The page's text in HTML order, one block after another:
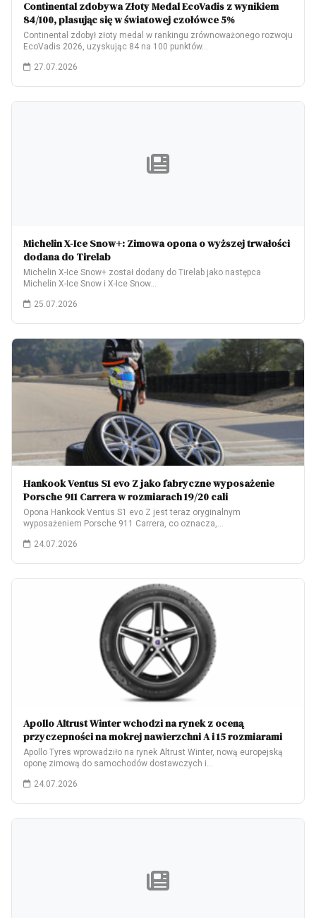
Continental zdobywa Złoty Medal EcoVadis z wynikiem
84/100, plasując się w światowej czołówce 5%
Continental zdobył złoty medal w rankingu zrównoważonego rozwoju
EcoVadis 2026, uzyskując 84 na 100 punktów…
27.07.2026
Michelin X-Ice Snow+: Zimowa opona o wyższej trwałości
dodana do Tirelab
Michelin X-Ice Snow+ został dodany do Tirelab jako następca
Michelin X-Ice Snow i X-Ice Snow…
25.07.2026
Hankook Ventus S1 evo Z jako fabryczne wyposażenie
Porsche 911 Carrera w rozmiarach 19/20 cali
Opona Hankook Ventus S1 evo Z jest teraz oryginalnym
wyposażeniem Porsche 911 Carrera, co oznacza,…
24.07.2026
Apollo Altrust Winter wchodzi na rynek z oceną
przyczepności na mokrej nawierzchni A i 15 rozmiarami
Apollo Tyres wprowadziło na rynek Altrust Winter, nową europejską
oponę zimową do samochodów dostawczych i…
24.07.2026